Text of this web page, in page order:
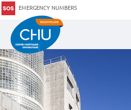
EMERGENCY NUMBERS